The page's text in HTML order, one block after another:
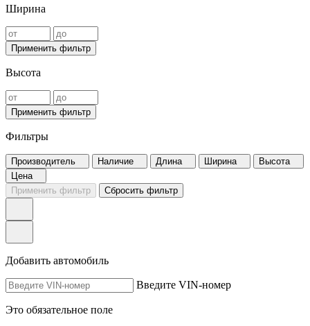
Ширина
Применить фильтр
Высота
Применить фильтр
Фильтры
Производитель Наличие Длина Ширина
Высота
Цена
Применить фильтр
Сбросить фильтр
Добавить автомобиль
Введите VIN-номер
Это обязательное поле